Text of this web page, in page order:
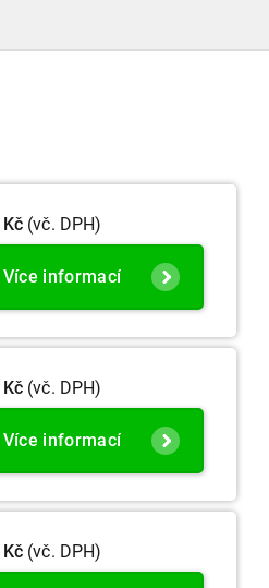
(vč. DPH)
Více informací
(vč. DPH)
Více informací
(vč. DPH)